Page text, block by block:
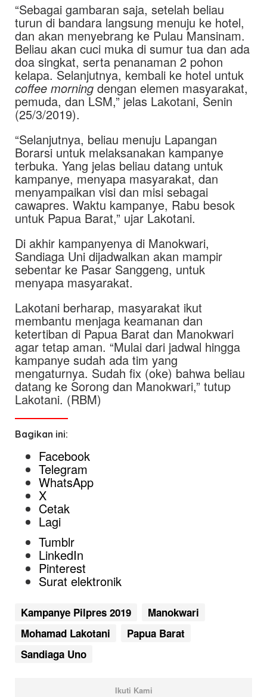
“Sebagai gambaran saja, setelah beliau
turun di bandara langsung menuju ke hotel,
dan akan menyebrang ke Pulau Mansinam.
Beliau akan cuci muka di sumur tua dan ada
doa singkat, serta penanaman 2 pohon
kelapa. Selanjutnya, kembali ke hotel untuk
coffee morning dengan elemen masyarakat,
pemuda, dan LSM,” jelas Lakotani, Senin
(25/3/2019).
“Selanjutnya, beliau menuju Lapangan
Borarsi untuk melaksanakan kampanye
terbuka. Yang jelas beliau datang untuk
kampanye, menyapa masyarakat, dan
menyampaikan visi dan misi sebagai
cawapres. Waktu kampanye, Rabu besok
untuk Papua Barat,” ujar Lakotani.
Di akhir kampanyenya di Manokwari,
Sandiaga Uni dijadwalkan akan mampir
sebentar ke Pasar Sanggeng, untuk
menyapa masyarakat.
Lakotani berharap, masyarakat ikut
membantu menjaga keamanan dan
ketertiban di Papua Barat dan Manokwari
agar tetap aman. “Mulai dari jadwal hingga
kampanye sudah ada tim yang
mengaturnya. Sudah fix (oke) bahwa beliau
datang ke Sorong dan Manokwari,” tutup
Lakotani. (RBM)
Bagikan ini:
Facebook
Telegram
WhatsApp
X
Cetak
Lagi
Tumblr
LinkedIn
Pinterest
Surat elektronik
Kampanye Pilpres 2019
Manokwari
Mohamad Lakotani
Papua Barat
Sandiaga Uno
Ikuti Kami